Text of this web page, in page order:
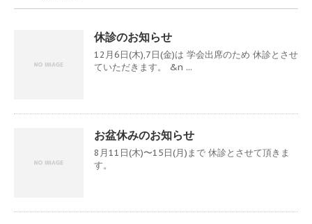
休診のお知らせ
12月6日(木),7日(金)は 学会出席のため 休診とさせ
ていただきます。 &n ...
お盆休みのお知らせ
8月11日(木)〜15日(月)まで 休診とさせて頂きま
す。